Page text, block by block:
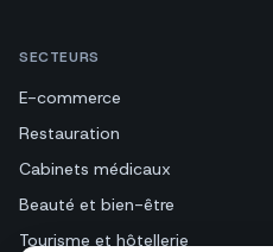
SECTEURS
E-commerce
Restauration
Cabinets médicaux
Beauté et bien-être
Tourisme et hôtellerie